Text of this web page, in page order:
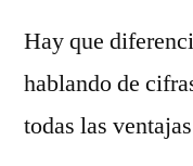
Hay que
hablando de
todas las